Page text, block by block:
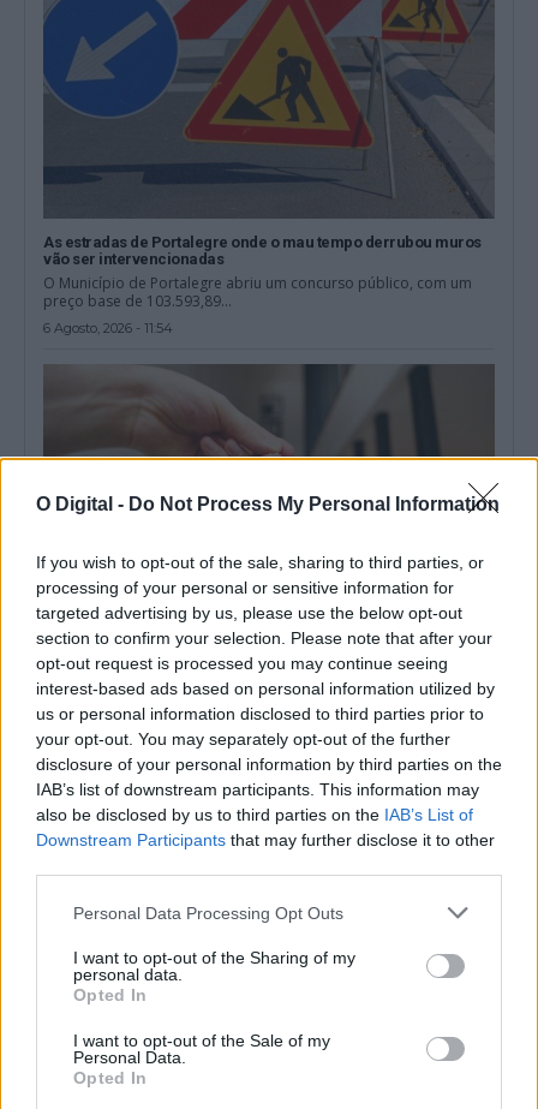
O Digital - Do Not Process My Personal Information
If you wish to opt-out of the sale, sharing to third parties, or
processing of your personal or sensitive information for
targeted advertising by us, please use the below opt-out
section to confirm your selection. Please note that after your
opt-out request is processed you may continue seeing
interest-based ads based on personal information utilized by
us or personal information disclosed to third parties prior to
your opt-out. You may separately opt-out of the further
disclosure of your personal information by third parties on the
IAB’s list of downstream participants. This information may
also be disclosed by us to third parties on the IAB’s List of
Downstream Participants that may further disclose it to other
Personal Data Processing Opt Outs
I want to opt-out of the Sharing of my
personal data.
Opted In
I want to opt-out of the Sale of my
Personal Data.
Opted In
As estradas de Portalegre onde o mau tempo derrubou muros
vão ser intervencionadas
O Município de Portalegre abriu um concurso público, com um
preço base de 103.593,89...
6 Agosto, 2026 - 11:54
Portalegre lidera vendas rápidas de casas no Alentejo
Portalegre foi o distrito do Alentejo com maior percentagem de
casas que saíram do...
6 Agosto, 2026 - 09:58